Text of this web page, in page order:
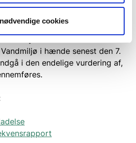
cookies
i hænde senest den 7.
i den endelige vurdering af,